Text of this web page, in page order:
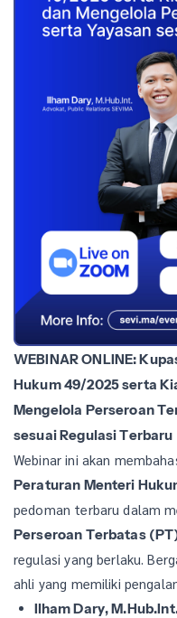
WEBINAR ONLINE:
Hukum 49/2025 serta
Mengelola Perseroan
sesuai Regulasi Terbaru
Webinar ini akan
Peraturan Menteri
pedoman terbaru dalam
Perseroan Terbatas
regulasi yang berlaku.
ahli yang memiliki
Ilham Dary,